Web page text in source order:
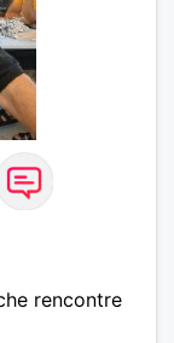
rencontre